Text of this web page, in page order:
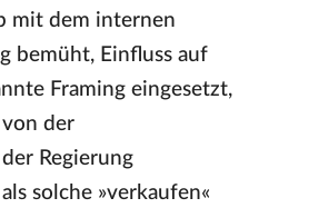
mit dem internen
bemüht, Einfluss auf
Framing eingesetzt,
der
Regierung
solche »verkaufen«